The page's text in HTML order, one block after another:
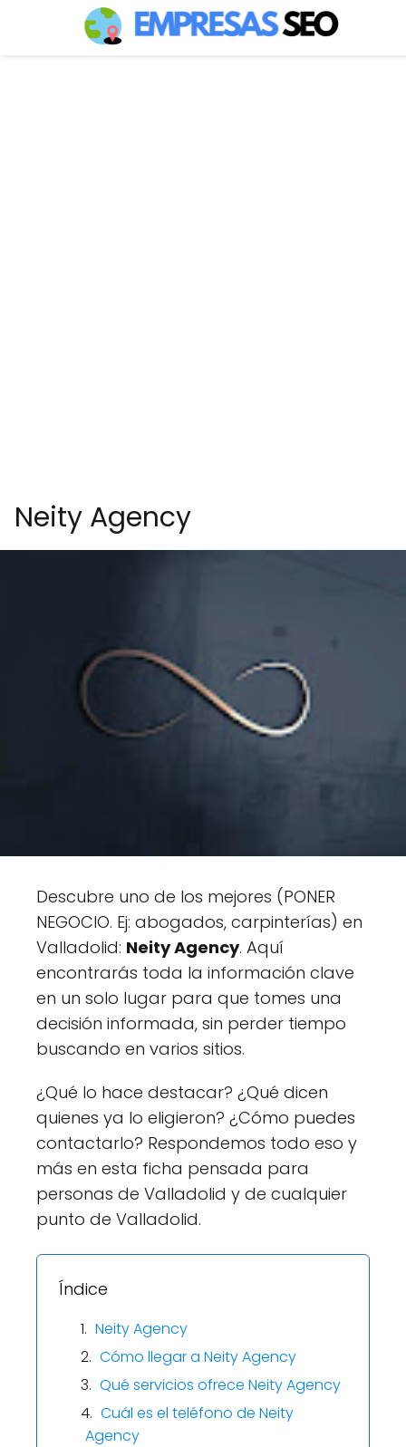
Neity Agency
Descubre uno de los mejores (PONER
NEGOCIO. Ej: abogados, carpinterías) en
Valladolid: Neity Agency. Aquí
encontrarás toda la información clave
en un solo lugar para que tomes una
decisión informada, sin perder tiempo
buscando en varios sitios.
¿Qué lo hace destacar? ¿Qué dicen
quienes ya lo eligieron? ¿Cómo puedes
contactarlo? Respondemos todo eso y
más en esta ficha pensada para
personas de Valladolid y de cualquier
punto de Valladolid.
Índice
Neity Agency
Cómo llegar a Neity Agency
Qué servicios ofrece Neity Agency
Cuál es el teléfono de Neity
Agency